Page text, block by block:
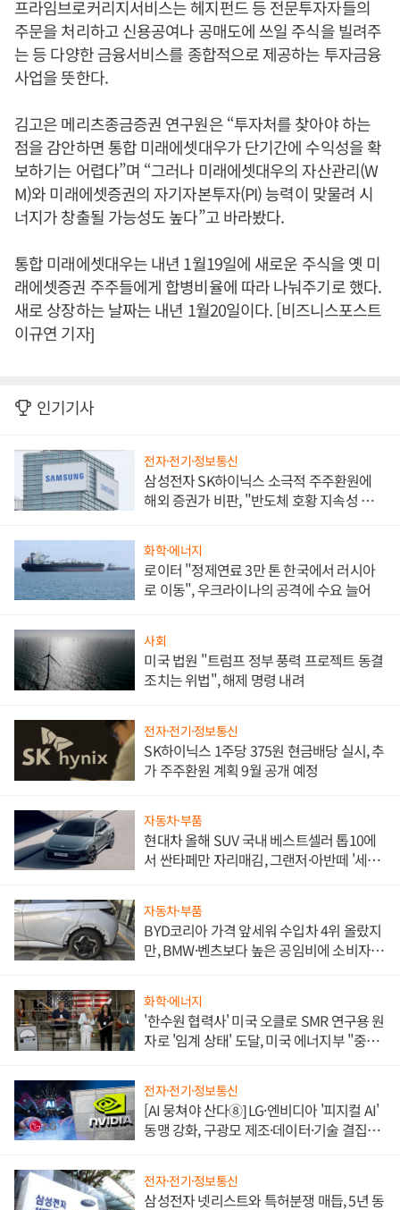
프라임브로커리지서비스는 헤지펀드 등 전문투자자들의
주문을 처리하고 신용공여나 공매도에 쓰일 주식을 빌려주
는 등 다양한 금융서비스를 종합적으로 제공하는 투자금융
사업을 뜻한다.
김고은 메리츠종금증권 연구원은 “투자처를 찾아야 하는
점을 감안하면 통합 미래에셋대우가 단기간에 수익성을 확
보하기는 어렵다”며 “그러나 미래에셋대우의 자산관리(W
M)와 미래에셋증권의 자기자본투자(PI) 능력이 맞물려 시
너지가 창출될 가능성도 높다”고 바라봤다.
통합 미래에셋대우는 내년 1월19일에 새로운 주식을 옛 미
래에셋증권 주주들에게 합병비율에 따라 나눠주기로 했다.
새로 상장하는 날짜는 내년 1월20일이다. [비즈니스포스트
이규연 기자]
인기기사
전자·전기·정보통신
삼성전자 SK하이닉스 소극적 주주환원에
해외 증권가 비판, "반도체 호황 지속성 의
화학·에너지
로이터 "정제연료 3만 톤 한국에서 러시아
로 이동", 우크라이나의 공격에 수요 늘어
사회
미국 법원 "트럼프 정부 풍력 프로젝트 동결
조치는 위법", 해제 명령 내려
전자·전기·정보통신
SK하이닉스 1주당 375원 현금배당 실시, 추
가 주주환원 계획 9월 공개 예정
자동차·부품
현대차 올해 SUV 국내 베스트셀러 톱10에
서 싼타페만 자리매김, 그랜저·아반떼 '세단
자동차·부품
BYD코리아 가격 앞세워 수입차 4위 올랐지
만, BMW·벤츠보다 높은 공임비에 소비자
화학·에너지
'한수원 협력사' 미국 오클로 SMR 연구용 원
자로 '임계 상태' 도달, 미국 에너지부 "중요
전자·전기·정보통신
[AI 뭉쳐야 산다⑧] LG·엔비디아 '피지컬 AI'
동맹 강화, 구광모 제조·데이터·기술 결집
전자·전기·정보통신
삼성전자 넷리스트와 특허분쟁 매듭, 5년 동